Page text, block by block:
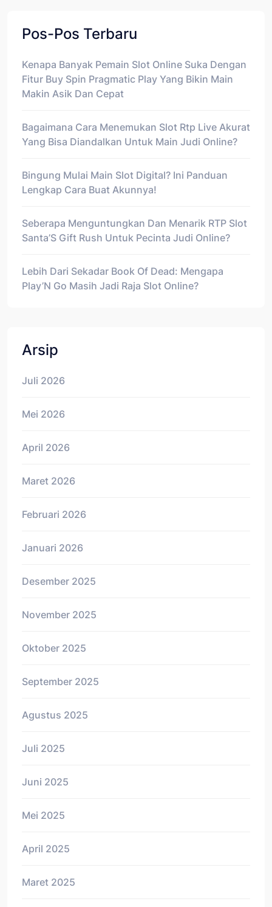
Pos-Pos Terbaru
Kenapa Banyak Pemain Slot Online Suka Dengan
Fitur Buy Spin Pragmatic Play Yang Bikin Main
Makin Asik Dan Cepat
Bagaimana Cara Menemukan Slot Rtp Live Akurat
Yang Bisa Diandalkan Untuk Main Judi Online?
Bingung Mulai Main Slot Digital? Ini Panduan
Lengkap Cara Buat Akunnya!
Seberapa Menguntungkan Dan Menarik RTP Slot
Santa’S Gift Rush Untuk Pecinta Judi Online?
Lebih Dari Sekadar Book Of Dead: Mengapa
Play’N Go Masih Jadi Raja Slot Online?
Arsip
Juli 2026
Mei 2026
April 2026
Maret 2026
Februari 2026
Januari 2026
Desember 2025
November 2025
Oktober 2025
September 2025
Agustus 2025
Juli 2025
Juni 2025
Mei 2025
April 2025
Maret 2025